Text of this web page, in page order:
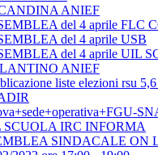
ANIEF
del 4 aprile FLC
del 4 aprile USB
del 4 aprile UIL
ANIEF
liste elezioni rsu
SCUOLA IRC INFORMA
SINDACALE ON